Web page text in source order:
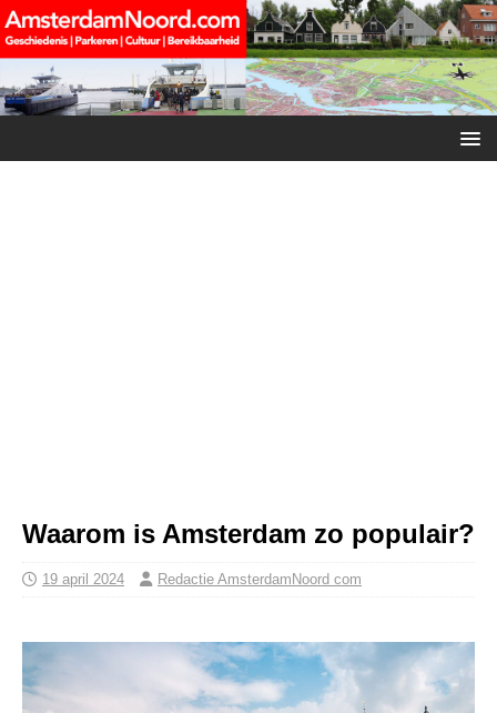
Waarom is Amsterdam zo populair?
19 april 2024 Redactie AmsterdamNoord com